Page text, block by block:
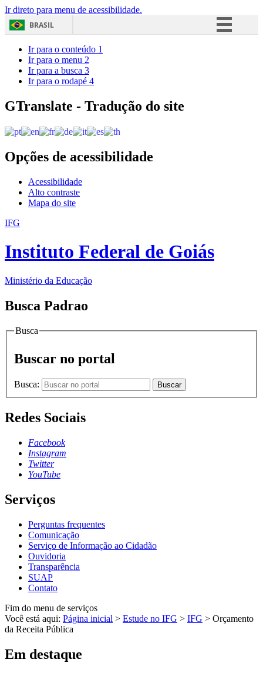
Ir direto para menu de acessibilidade.
BRASIL
Acesso à informação
Ir para o conteúdo 1
Ir para o menu 2
Ir para a busca 3
Ir para o rodapé 4
GTranslate - Tradução do site
Opções de acessibilidade
Acessibilidade
Alto contraste
Mapa do site
IFG
Instituto Federal de Goiás
Ministério da Educação
Busca Padrao
Busca
Buscar no portal
Busca: Buscar
Redes Sociais
Facebook
Instagram
Twitter
YouTube
Serviços
Perguntas frequentes
Comunicação
Serviço de Informação ao Cidadão
Ouvidoria
Transparência
SUAP
Contato
Fim do menu de serviços
Você está aqui: Página inicial > Estude no IFG > IFG > Orçamento
da Receita Pública
Em destaque